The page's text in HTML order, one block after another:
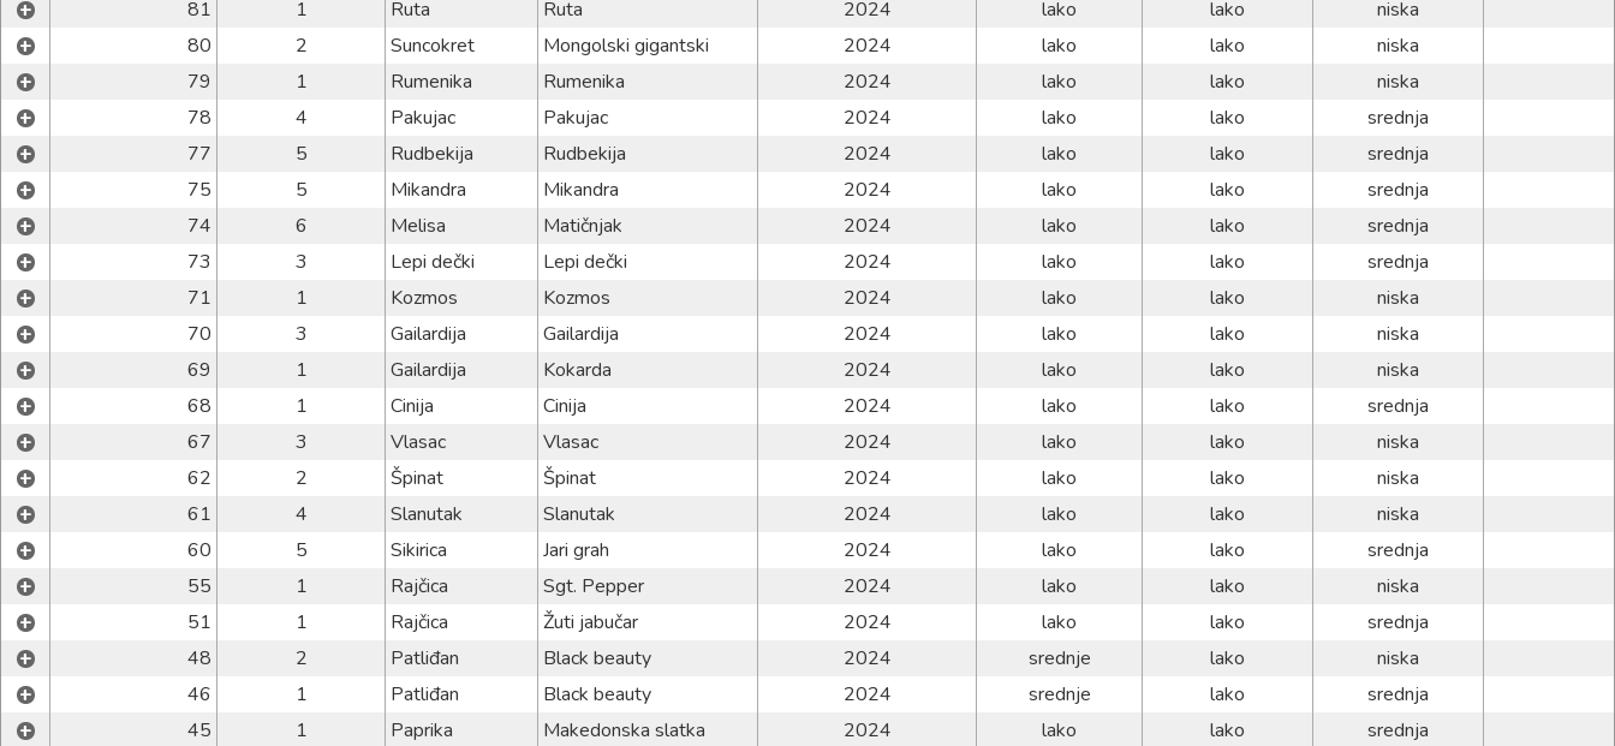
+ 81 1 Ruta Ruta 2024 lako lako niska
+ 80 2 Suncokret Mongolski gigantski 2024 lako lako niska
+ 79 1 Rumenika Rumenika 2024 lako lako niska
+ 78 4 Pakujac Pakujac 2024 lako lako srednja
+ 77 5 Rudbekija Rudbekija 2024 lako lako srednja
+ 75 5 Mikandra Mikandra 2024 lako lako srednja
+ 74 6 Melisa Matičnjak 2024 lako lako srednja
+ 73 3 Lepi dečki Lepi dečki 2024 lako lako srednja
+ 71 1 Kozmos Kozmos 2024 lako lako niska
+ 70 3 Gailardija Gailardija 2024 lako lako niska
+ 69 1 Gailardija Kokarda 2024 lako lako niska
+ 68 1 Cinija Cinija 2024 lako lako srednja
+ 67 3 Vlasac Vlasac 2024 lako lako niska
+ 62 2 Špinat Špinat 2024 lako lako niska
+ 61 4 Slanutak Slanutak 2024 lako lako niska
+ 60 5 Sikirica Jari grah 2024 lako lako srednja
+ 55 1 Rajčica Sgt. Pepper 2024 lako lako niska
+ 51 1 Rajčica Žuti jabučar 2024 lako lako srednja
+ 48 2 Patliđan Black beauty 2024 srednje lako niska
+ 46 1 Patliđan Black beauty 2024 srednje lako srednja
+ 45 1 Paprika Makedonska slatka 2024 lako lako srednja